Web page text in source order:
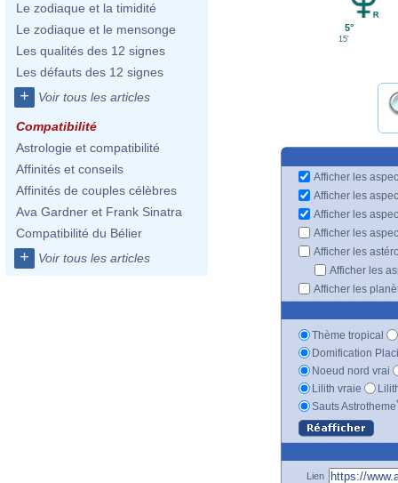
Le zodiaque et la timidité
Le zodiaque et le mensonge
Les qualités des 12 signes
Les défauts des 12 signes
+ Voir tous les articles
Compatibilité
Astrologie et compatibilité
Affinités et conseils
Affinités de couples célèbres
Ava Gardner et Frank Sinatra
Compatibilité du Bélier
+ Voir tous les articles
5°
15'
Afficher les
Afficher les
Afficher les
Afficher les
Afficher les
Afficher les
Afficher les
Thème tropical
Domification
Noeud nord vrai
Lilith vraie
Sauts Astrotheme
Lien